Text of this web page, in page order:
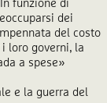
funzione di
dei
del costo
loro governi, la
a spese»
e la guerra del